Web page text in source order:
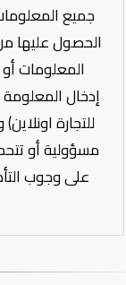
جميع
الحصول عليها
المعلومات
إدخال
للتجارة
مسؤولية أو
على وجوب